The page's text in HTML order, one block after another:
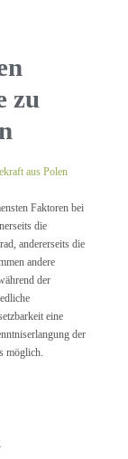
zu
aus Polen
Faktoren bei
die
andererseits die
andere
der
eine
der
möglich.